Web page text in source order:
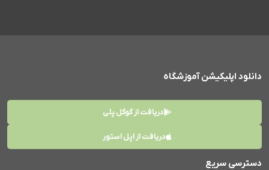
دانلود اپلیکیشن آموزشگاه
دریافت از گوگل پلی
دریافت از اپل استور
دسترسی سریع